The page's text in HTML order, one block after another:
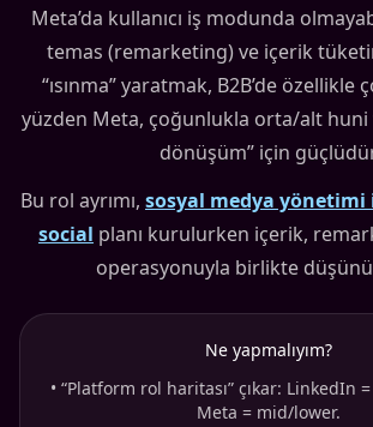
Meta’da kullanıcı iş modunda
temas (remarketing) ve içerik
“ısınma” yaratmak, B2B’de özellikle
yüzden Meta, çoğunlukla orta/alt huni
dönüşüm” için
Bu rol ayrımı, sosyal medya yönetimi
social planı kurulurken içerik,
operasyonuyla birlikte
Ne yapmalıyım?
• “Platform rol haritası” çıkar: LinkedIn
Meta = mid/lower.